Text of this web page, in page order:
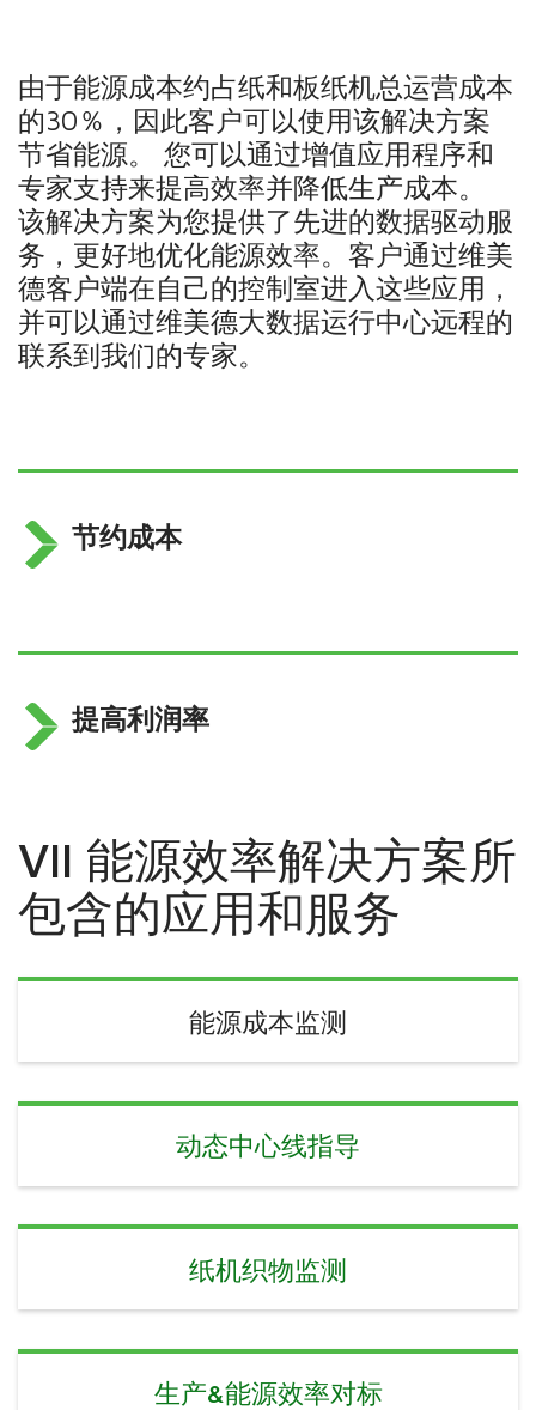
由于能源成本约占纸和板纸机总运营成本
的30％，因此客户可以使用该解决方案
节省能源。 您可以通过增值应用程序和
专家支持来提高效率并降低生产成本。
该解决方案为您提供了先进的数据驱动服
务，更好地优化能源效率。客户通过维美
德客户端在自己的控制室进入这些应用，
并可以通过维美德大数据运行中心远程的
联系到我们的专家。
节约成本
提高利润率
VII 能源效率解决方案所
包含的应用和服务
能源成本监测
动态中心线指导
纸机织物监测
生产&能源效率对标